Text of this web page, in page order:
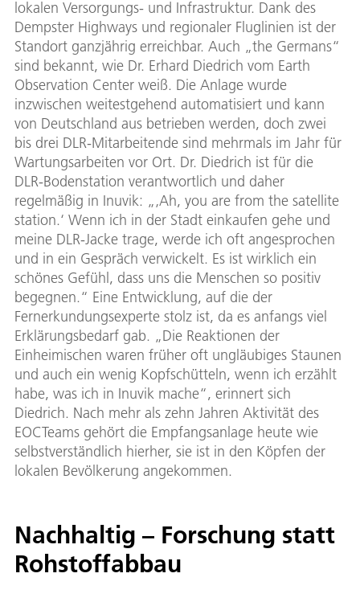
lokalen Versorgungs- und Infrastruktur. Dank des
Dempster Highways und regionaler Fluglinien ist der
Standort ganzjährig erreichbar. Auch „the Germans“
sind bekannt, wie Dr. Erhard Diedrich vom Earth
Observation Center weiß. Die Anlage wurde
inzwischen weitestgehend automatisiert und kann
von Deutschland aus betrieben werden, doch zwei
bis drei DLR-Mitarbeitende sind mehrmals im Jahr für
Wartungsarbeiten vor Ort. Dr. Diedrich ist für die
DLR-Bodenstation verantwortlich und daher
regelmäßig in Inuvik: „‚Ah, you are from the satellite
station.‘ Wenn ich in der Stadt einkaufen gehe und
meine DLR-Jacke trage, werde ich oft angesprochen
und in ein Gespräch verwickelt. Es ist wirklich ein
schönes Gefühl, dass uns die Menschen so positiv
begegnen.“ Eine Entwicklung, auf die der
Fernerkundungsexperte stolz ist, da es anfangs viel
Erklärungsbedarf gab. „Die Reaktionen der
Einheimischen waren früher oft ungläubiges Staunen
und auch ein wenig Kopfschütteln, wenn ich erzählt
habe, was ich in Inuvik mache“, erinnert sich
Diedrich. Nach mehr als zehn Jahren Aktivität des
EOCTeams gehört die Empfangsanlage heute wie
selbstverständlich hierher, sie ist in den Köpfen der
lokalen Bevölkerung angekommen.
Nachhaltig – Forschung statt
Rohstoffabbau